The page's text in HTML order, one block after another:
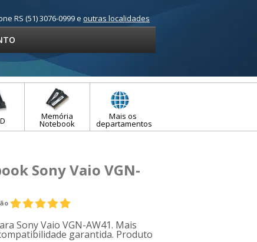
RS (51) 3076-0999 e outras localidades
Memória
Notebook
Mais os
departamentos
Sony Vaio VGN-
Sony Vaio VGN-AW41. Mais
garantida. Produto